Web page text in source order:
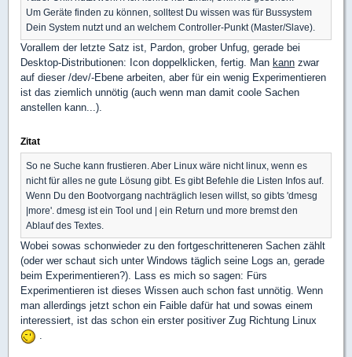
Um Geräte finden zu können, solltest Du wissen was für Bussystem
Dein System nutzt und an welchem Controller-Punkt (Master/Slave).
Vorallem der letzte Satz ist, Pardon, grober Unfug, gerade bei
Desktop-Distributionen: Icon doppelklicken, fertig. Man kann zwar
auf dieser /dev/-Ebene arbeiten, aber für ein wenig Experimentieren
ist das ziemlich unnötig (auch wenn man damit coole Sachen
anstellen kann...).
Zitat
So ne Suche kann frustieren. Aber Linux wäre nicht linux, wenn es
nicht für alles ne gute Lösung gibt. Es gibt Befehle die Listen Infos auf.
Wenn Du den Bootvorgang nachträglich lesen willst, so gibts 'dmesg
|more'. dmesg ist ein Tool und | ein Return und more bremst den
Ablauf des Textes.
Wobei sowas schonwieder zu den fortgeschritteneren Sachen zählt
(oder wer schaut sich unter Windows täglich seine Logs an, gerade
beim Experimentieren?). Lass es mich so sagen: Fürs
Experimentieren ist dieses Wissen auch schon fast unnötig. Wenn
man allerdings jetzt schon ein Faible dafür hat und sowas einem
interessiert, ist das schon ein erster positiver Zug Richtung Linux
.